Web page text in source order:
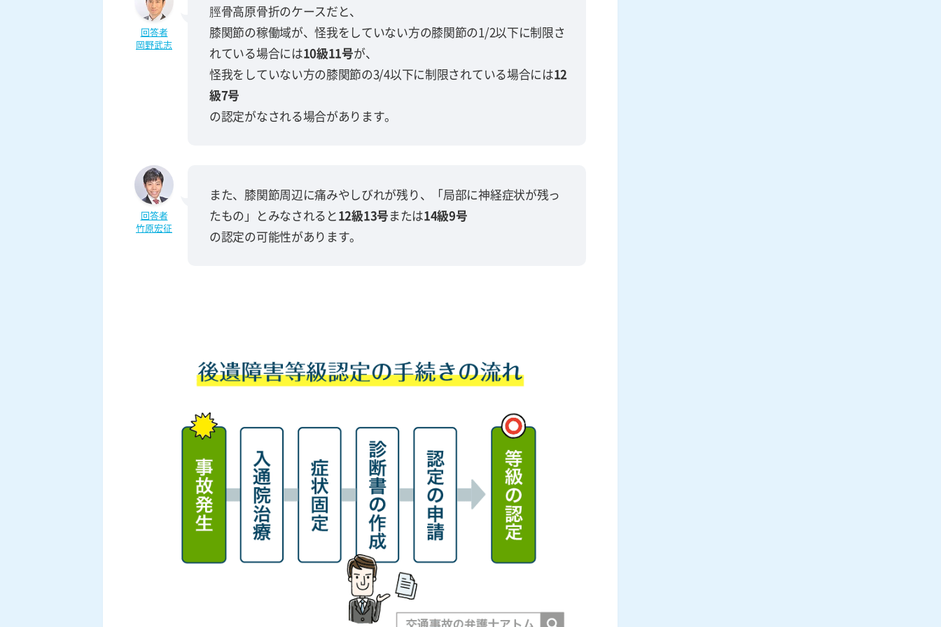
回答者
岡野武志
脛骨高原骨折のケースだと、
膝関節の稼働域が、怪我をしていない方の膝関節の1/2以下に制限さ
れている場合には10級11号が、
怪我をしていない方の膝関節の3/4以下に制限されている場合には12
級7号
の認定がなされる場合があります。
回答者
竹原宏征
また、膝関節周辺に痛みやしびれが残り、「局部に神経症状が残っ
たもの」とみなされると 12級13号 または14級9号
の認定の可能性があります。